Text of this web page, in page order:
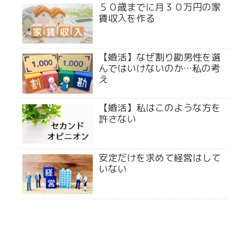
５０歳までに月３０万円の家
賃収入を作る
【婚活】なぜ割り勘男性を選
んではいけないのか…私の考
え
【婚活】私はこのような方を
許さない
安定だけを求めて経営はして
いない